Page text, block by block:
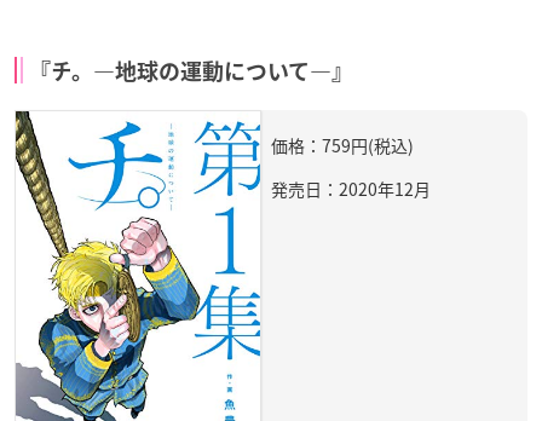
『チ。―地球の運動について―』
価格：759円(税込)
発売日：2020年12月